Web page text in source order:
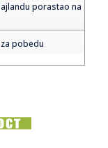
porastao na
pobedu